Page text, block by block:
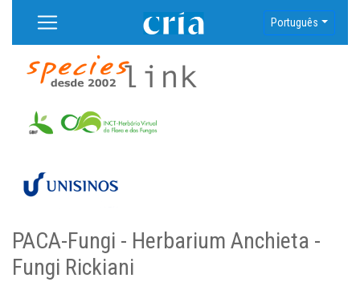
Português
PACA-Fungi - Herbarium Anchieta -
Fungi Rickiani